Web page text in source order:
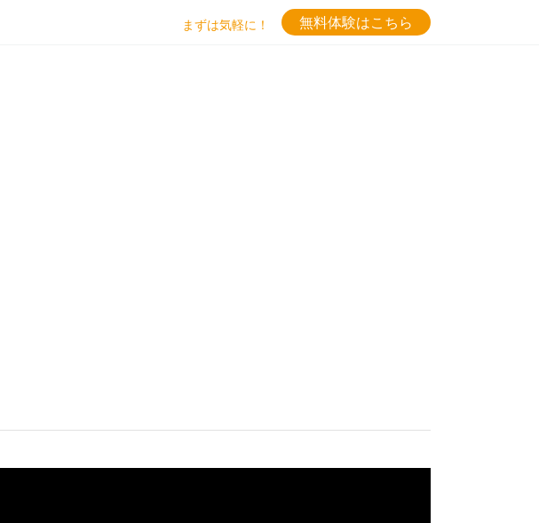
まずは気軽に！ 無料体験はこちら